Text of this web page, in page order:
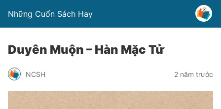
Những Cuốn Sách Hay
Duyên Muộn – Hàn Mặc Tử
NCSH 2 năm trước